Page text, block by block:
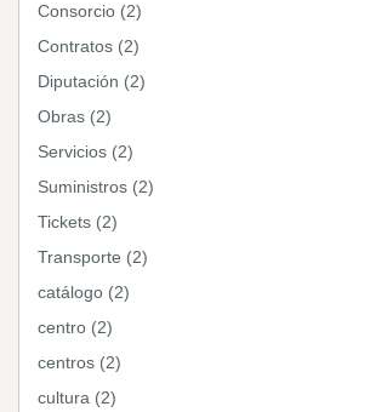
Consorcio (2)
Contratos (2)
Diputación (2)
Obras (2)
Servicios (2)
Suministros (2)
Tickets (2)
Transporte (2)
catálogo (2)
centro (2)
centros (2)
cultura (2)